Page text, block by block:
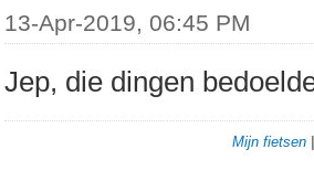
13-Apr-2019, 06:45 PM
Jep, die dingen
Mijn fietsen